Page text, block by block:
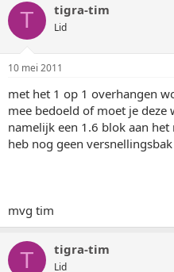
T tigra-tim
Lid
10 mei 2011
met het 1 op 1 overhangen
mee bedoeld of moet je deze
namelijk een 1.6 blok aan
heb nog geen
mvg tim
T tigra-tim
Lid